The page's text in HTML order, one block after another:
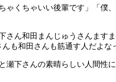
ゃくちゃいい後輩です」「僕
さん和田まんじゅうさんます
も和田さんも筋通す人だよ
瀬下さんの素晴らしい人間性